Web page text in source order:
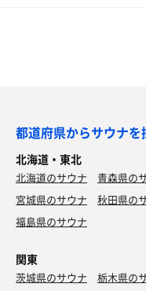
都道府県からサウナを
北海道・東北
北海道のサウナ 青森県の
宮城県のサウナ
秋田県の
福島県のサウナ
関東
茨城県のサウナ 栃木県の